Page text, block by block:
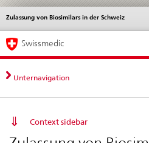
Direktnavigation
News,
Rechtsgrundlagen,
Kontakt
News & Updates
Zulassung von Biosimilars in der Schweiz
Sprachwahl
Service
Hauptnavigation
Swissmedic
Unternavigation
Context sidebar